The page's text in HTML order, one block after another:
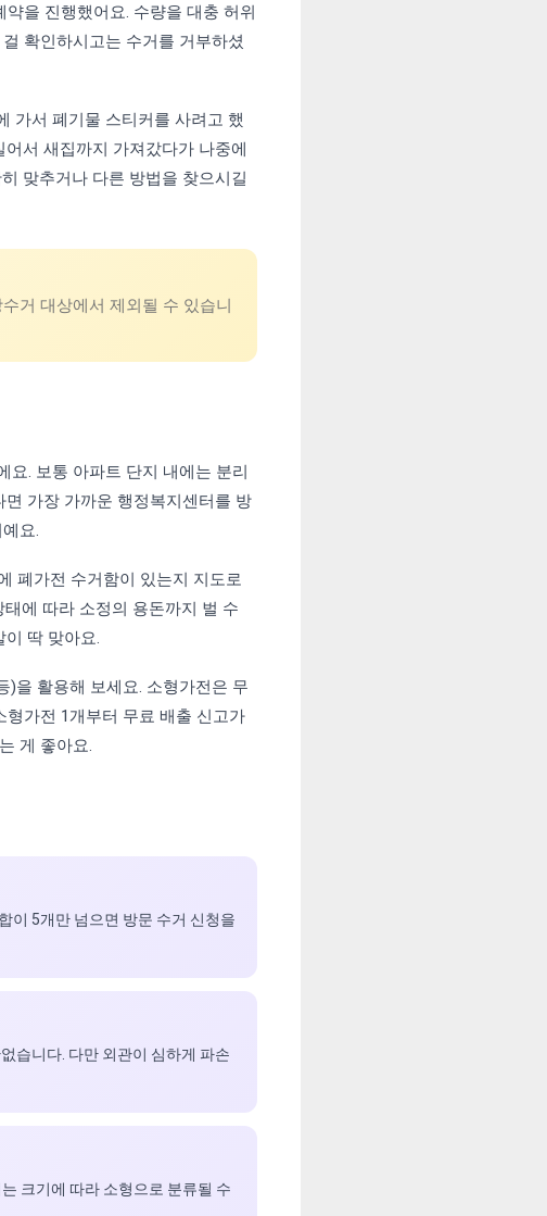
을 진행했어요. 수량을 대충 허위
확인하시고는 수거를 거부하셨
가서 폐기물 스티커를 사려고 했
서 새집까지 가져갔다가 나중에
맞추거나 다른 방법을 찾으시길
거 대상에서 제외될 수 있습니
. 보통 아파트 단지 내에는 분리
가장 가까운 행정복지센터를 방
요.
폐가전 수거함이 있는지 지도로
에 따라 소정의 용돈까지 벌 수
딱 맞아요.
)을 활용해 보세요. 소형가전은 무
가전 1개부터 무료 배출 신고가
게 좋아요.
이 5개만 넘으면 방문 수거 신청을
습니다. 다만 외관이 심하게 파손
크기에 따라 소형으로 분류될 수